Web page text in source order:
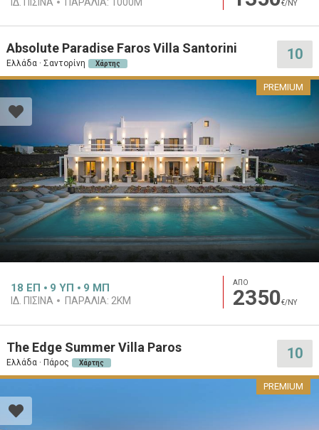
€/ΝΥ
Absolute Paradise Faros Villa Santorini
Ελλάδα · Σαντορίνη Χάρτης
10
PREMIUM
18 ΕΠ 9 ΥΠ 9 ΜΠ
ΙΔ. ΠΙΣΊΝΑ ΠΑΡΑΛΊΑ: 2KM
ΑΠΟ
2350€/ΝΥ
The Edge Summer Villa Paros
Ελλάδα · Πάρος Χάρτης
10
PREMIUM